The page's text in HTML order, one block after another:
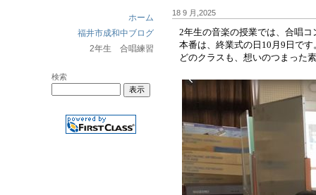
ホーム
福井市成和中ブログ
2年生 合唱練習
検索
18 9 月,2025
2年生の音楽の授業では、合唱
本番は、終業式の日10月9日です
どのクラスも、想いのつまった